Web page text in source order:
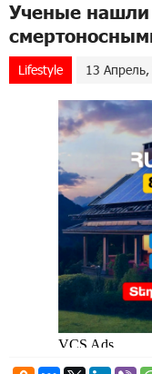
Ученые нашли
Lifestyle 13